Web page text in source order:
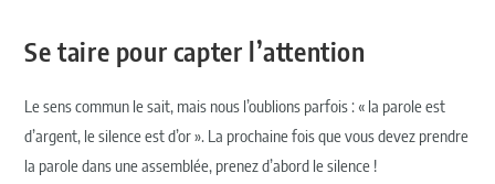
Se taire pour capter l’attention
Le sens commun le sait, mais nous l’oublions parfois : « la parole est
d’argent, le silence est d’or ». La prochaine fois que vous devez prendre
la parole dans une assemblée, prenez d’abord le silence !